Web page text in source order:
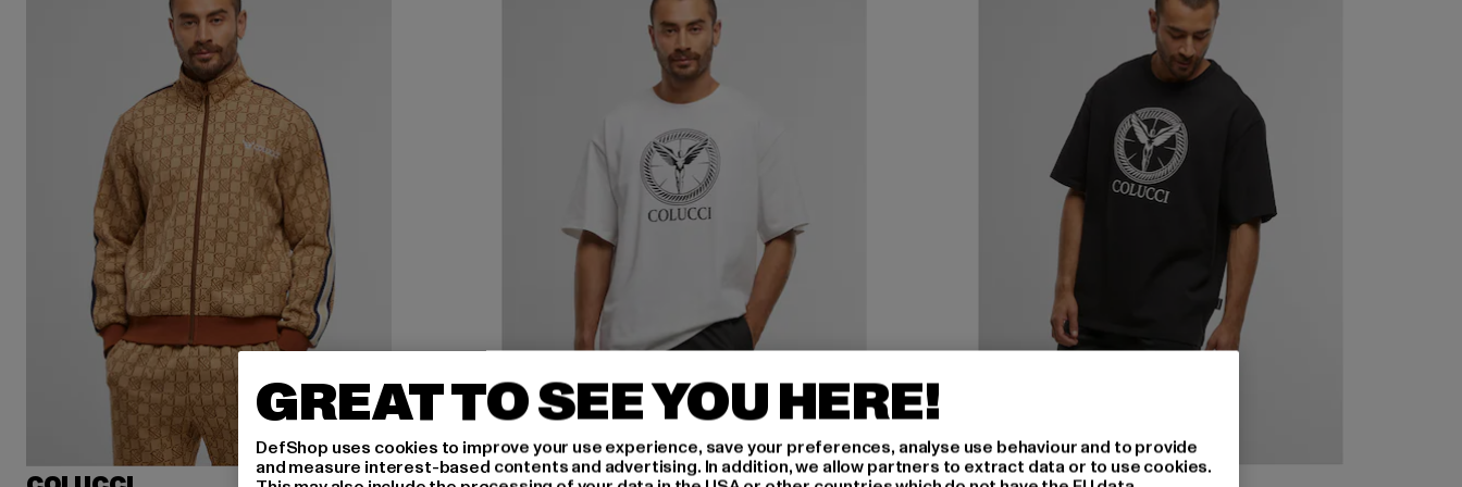
GREAT TO SEE YOU HERE!
DefShop uses cookies to improve your use experience, save your preferences, analyse use behaviour and to provide
and measure interest-based contents and advertising. In addition, we allow partners to extract data or to use cookies.